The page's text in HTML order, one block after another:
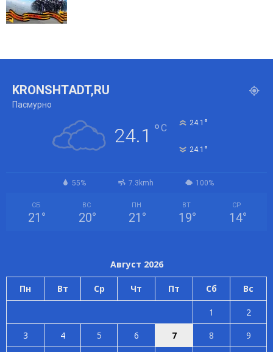
KRONSHTADT,RU
Пасмурно
24.1 °C 24.1 °
24.1 °
55% 7.3kmh 100%
СБ
21 °
ВС
20°
ПН
21 °
ВТ
19°
СР
14°
Август 2026
Пн Вт Ср Чт Пт Сб Вс
1
2
3
4 5 6 7 8 9